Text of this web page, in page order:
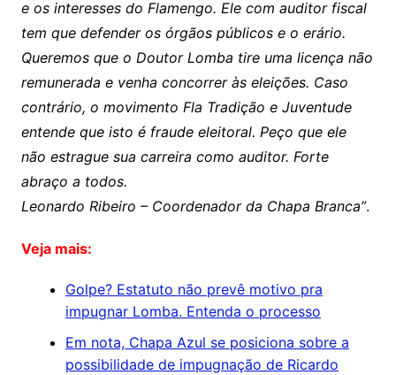
e os interesses do Flamengo. Ele com auditor fiscal
tem que defender os órgãos públicos e o erário.
Queremos que o Doutor Lomba tire uma licença não
remunerada e venha concorrer às eleições. Caso
contrário, o movimento Fla Tradição e Juventude
entende que isto é fraude eleitoral. Peço que ele
não estrague sua carreira como auditor. Forte
abraço a todos.
Leonardo Ribeiro – Coordenador da Chapa Branca”.
Veja mais:
Golpe? Estatuto não prevê motivo pra
impugnar Lomba. Entenda o processo
Em nota, Chapa Azul se posiciona sobre a
possibilidade de impugnação de Ricardo